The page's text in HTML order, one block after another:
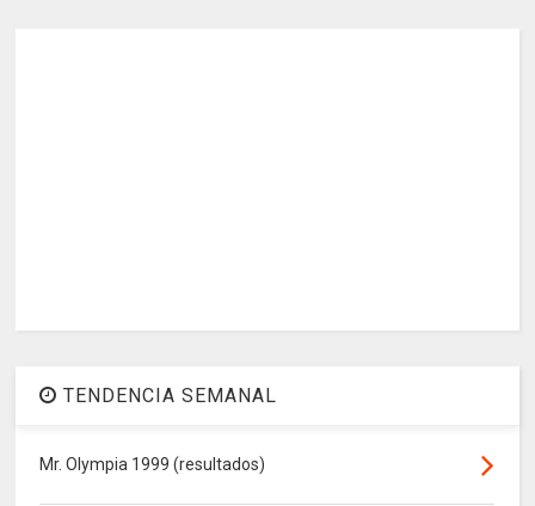
TENDENCIA SEMANAL
Mr. Olympia 1999 (resultados)